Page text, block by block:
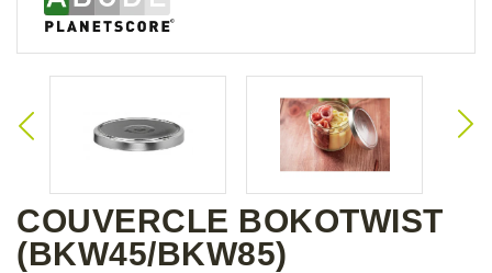
COUVERCLE BOKOTWIST
(BKW45/BKW85)